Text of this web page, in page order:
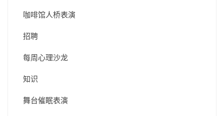
咖啡馆人桥表演
招聘
每周心理沙龙
知识
舞台催眠表演